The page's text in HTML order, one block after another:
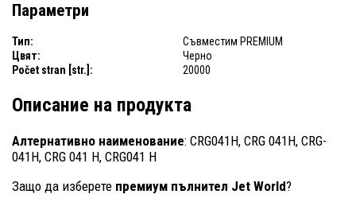
Параметри
Тип:
Съвместим PREMIUM
Цвят:
Черно
Počet stran [str.]:
20000
Описание на продукта
Алтернативно наименование: CRG041H, CRG 041H, CRG-
041H, CRG 041 H, CRG041 H
Защо да изберете премиум пълнител Jet World?